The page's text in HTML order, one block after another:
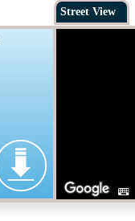
Street View